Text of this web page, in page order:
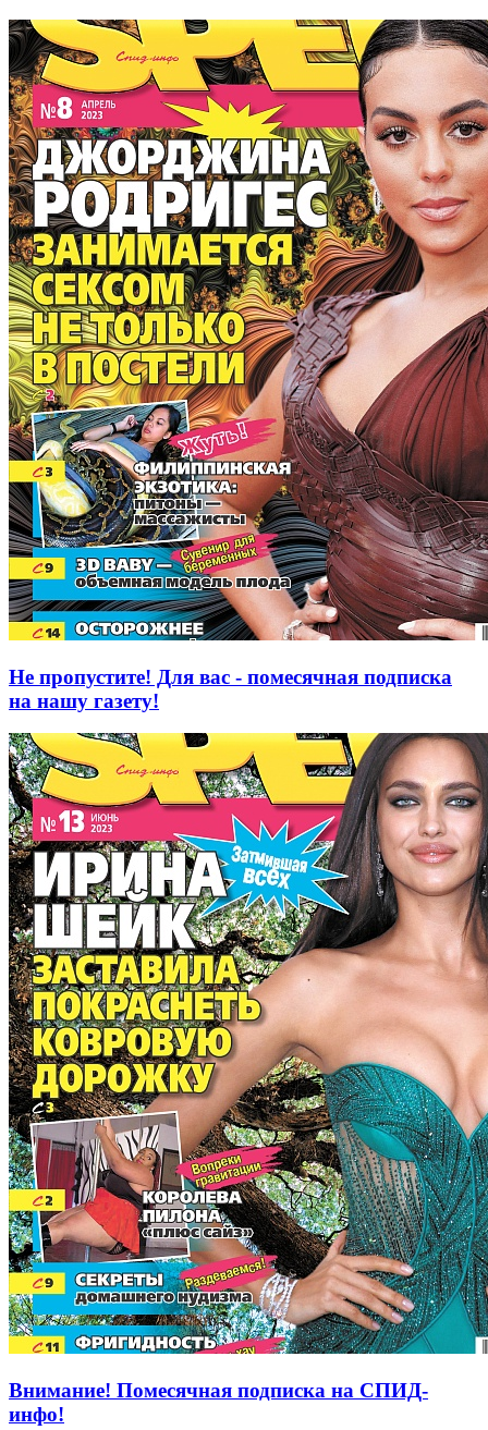
Не пропустите! Для вас - помесячная подписка
на нашу газету!
Внимание! Помесячная подписка на СПИД-
инфо!